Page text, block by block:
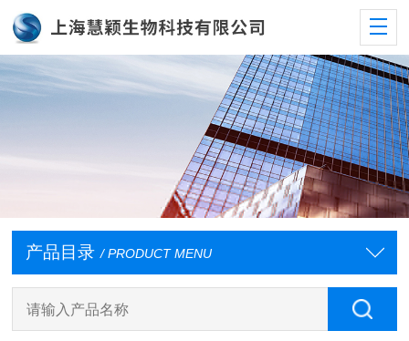
产品目录 / PRODUCT MENU